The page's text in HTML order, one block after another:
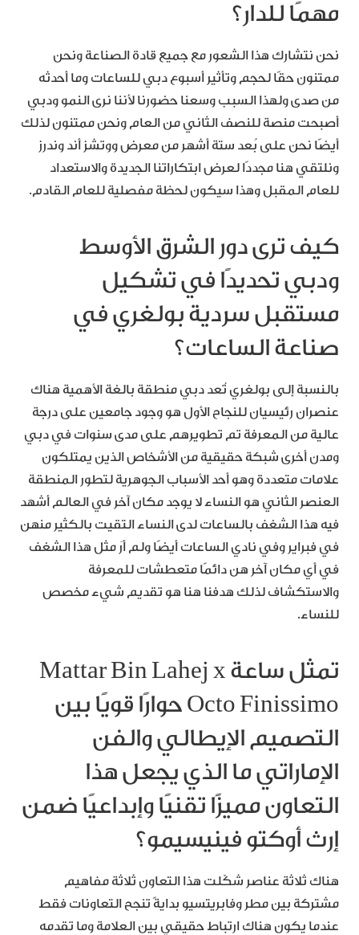
مهمًا للدار؟
نحن نتشارك هذا الشعور مع جميع قادة الصناعة ونحن
ممتنون حقًا لحجم وتأثير أسبوع دبي للساعات وما أحدثه
من صدى ولهذا السبب وسعنا حضورنا لأننا نرى النمو ودبي
أصبحت منصة للنصف الثاني من العام ونحن ممتنون لذلك
أيضًا نحن على بُعد ستة أشهر من معرض ووتشز أند وندرز
ونلتقي هنا مجددًا لعرض ابتكاراتنا الجديدة والاستعداد
للعام المقبل وهذا سيكون لحظة مفصلية للعام القادم.
كيف ترى دور الشرق الأوسط
ودبي تحديدًا في تشكيل
مستقبل سردية بولغري في
صناعة الساعات؟
بالنسبة إلى بولغري تُعد دبي منطقة بالغة الأهمية هناك
عنصران رئيسيان للنجاح الأول هو وجود جامعين على درجة
عالية من المعرفة تم تطويرهم على مدى سنوات في دبي
ومدن أخرى شبكة حقيقية من الأشخاص الذين يمتلكون
علامات متعددة وهو أحد الأسباب الجوهرية لتطور المنطقة
العنصر الثاني هو النساء لا يوجد مكان آخر في العالم أشهد
فيه هذا الشغف بالساعات لدى النساء التقيت بالكثير منهن
في فبراير وفي نادي الساعات أيضًا ولم أرَ مثل هذا الشغف
في أي مكان آخر هن دائمًا متعطشات للمعرفة
والاستكشاف لذلك هدفنا هنا هو تقديم شيء مخصص
للنساء.
تمثل ساعة Mattar Bin Lahej x
Octo Finissimo حوارًا قويًا بين
التصميم الإيطالي والفن
الإماراتي ما الذي يجعل هذا
التعاون مميزًا تقنيًا وإبداعيًا ضمن
إرث أوكتو فينيسيمو؟
هناك ثلاثة عناصر شكّلت هذا التعاون ثلاثة مفاهيم
مشتركة بين مطر وفابريتسيو بدايةً تنجح التعاونات فقط
عندما يكون هناك ارتباط حقيقي بين العلامة وما تقدمه